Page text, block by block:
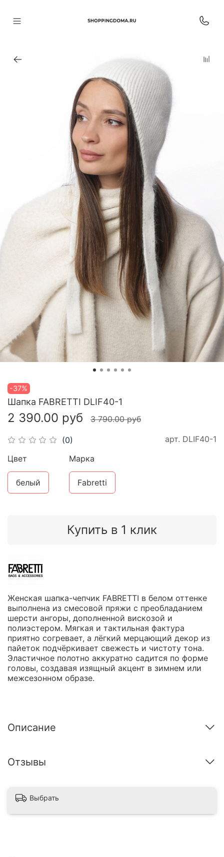
-37%
(0) арт. DLIF40-1
Шапка FABRETTI DLIF40-1
2 390.00 руб 3 790.00 руб
Купить в 1 клик
Цвет
белый
Марка
Fabretti
Женская шапка-чепчик FABRETTI в белом оттенке
выполнена из смесовой пряжи с преобладанием
шерсти ангоры, дополненной вискозой и
полиэстером. Мягкая и тактильная фактура
приятно согревает, а лёгкий мерцающий декор из
пайеток подчёркивает свежесть и чистоту тона.
Эластичное полотно аккуратно садится по форме
головы, создавая изящный акцент в зимнем или
межсезонном образе.
Описание
Отзывы
Выбрать